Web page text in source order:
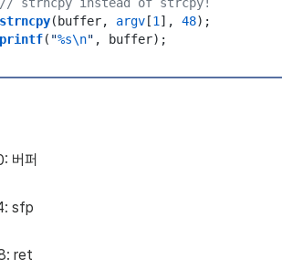
( buffer, argv[1 ] , 48) ;
( "%s\n" , buffer) ;
버퍼
sfp
ret